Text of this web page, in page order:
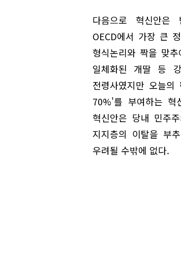
다음으로 혁신안은
OECD에서 가장 큰
형식논리와 짝을 맞
일체화된 개딸 등
전령사였지만 오늘
70%'를 부여하는 혁
혁신안은 당내 민주
지지층의 이탈을 부
우려될 수밖에 없다.